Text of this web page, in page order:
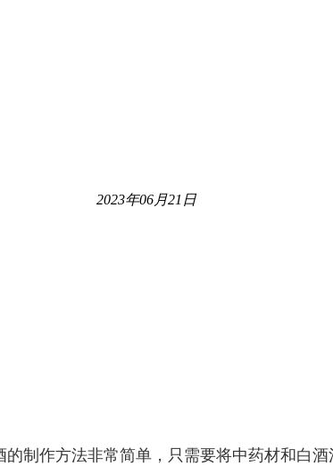
2023年06月21日
的制作方法非常简单，只需要将中药材和白